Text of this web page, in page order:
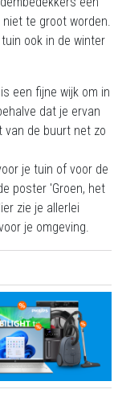
te groot worden.
ook in de winter
een fijne wijk om in
dat je ervan
van de buurt net zo
je tuin of voor de
poster 'Groen, het
zie je allerlei
je omgeving.